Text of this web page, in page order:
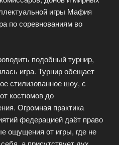
игры Мафия
по соревнованиям во
подобный турнир,
игра. Турнир обещает
стилизованное шоу, с
костюмов до
Огромная практика
федерацией даёт право
ощущения от игры, где не